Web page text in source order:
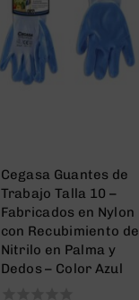
Cegasa Guantes de
Trabajo Talla 10 –
Fabricados en Nylon
con Recubimiento de
Nitrilo en Palma y
Dedos – Color Azul